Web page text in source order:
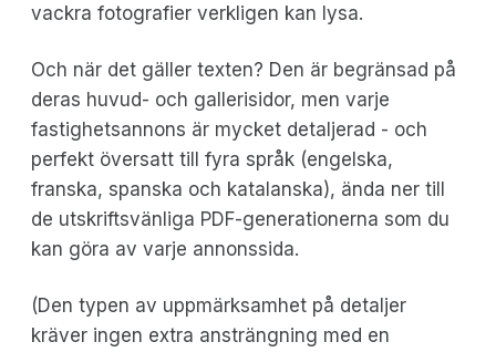
vackra fotografier verkligen kan lysa.
Och när det gäller texten? Den är begränsad på
deras huvud- och gallerisidor, men varje
fastighetsannons är mycket detaljerad - och
perfekt översatt till fyra språk (engelska,
franska, spanska och katalanska), ända ner till
de utskriftsvänliga PDF-generationerna som du
kan göra av varje annonssida.
(Den typen av uppmärksamhet på detaljer
kräver ingen extra ansträngning med en